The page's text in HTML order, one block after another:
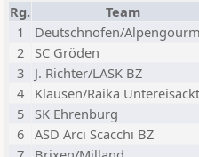
Rg. Team
1
Deutschnofen/
2
SC Gröden
3
J. Richter/LASK BZ
4
Klausen/Raika
5
SK Ehrenburg
6 ASD Arci Scacchi BZ